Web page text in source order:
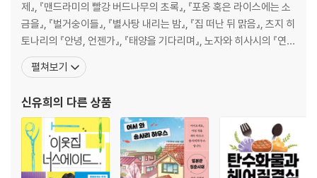
제』, 『맨드라미의 빨강 버드나무의 초록』, 『포옹 혹은 라이스에는 소
금을』, 『벌거숭이들』, 『별사탕 내리는 밤』, 『집 떠난 뒤 맑음』, 츠지 히
토나리의 『안녕, 언젠가』, 『태양을 기다리며』, 노자와 히사시의 『연애
시대 1, 2』, 가쿠다 미쓰요의 『그녀의 메뉴첩』, 『가족 방랑기』, 오기와
라 히로시의 『내일의 기억』, 『벽장 속의 치요』, 가와이 간지의 『단델
『암
펼쳐보기
신유희의 다른 상품